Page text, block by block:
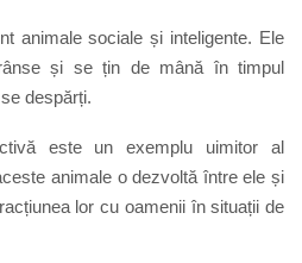
animale sociale și inteligente. Ele
și se țin de mână în timpul
despărți.
este un exemplu uimitor al
animale o dezvoltă între ele și
lor cu oamenii în situații de